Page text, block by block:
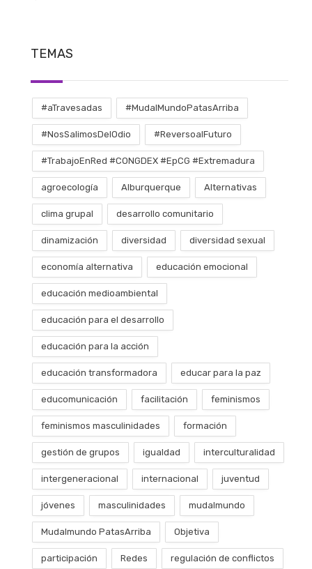
TEMAS
#aTravesadas #MudalMundoPatasArriba
#NosSalimosDelOdio #ReversoalFuturo
#TrabajoEnRed #CONGDEX #EpCG #Extremadura
agroecología Alburquerque Alternativas
clima grupal desarrollo comunitario
dinamización diversidad diversidad sexual
economía alternativa educación emocional
educación medioambiental
educación para el desarrollo
educación para la acción
educación transformadora educar para la paz
educomunicación facilitación feminismos
feminismos masculinidades formación
gestión de grupos igualdad interculturalidad
intergeneracional internacional juventud
jóvenes masculinidades mudalmundo
Mudalmundo PatasArriba Objetiva
participación Redes regulación de conflictos